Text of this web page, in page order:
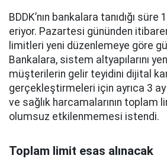
BDDK’nın bankalara tanıdığı
eriyor. Pazartesi gününden
limitleri yeni düzenlemeye göre
Bankalara, sistem altyapılarını
müşterilerin gelir teyidini dijital
gerçekleştirmeleri için ayrıca 3
ve sağlık harcamalarının toplam
olumsuz etkilenmemesi istendi.
Toplam limit esas alınacak